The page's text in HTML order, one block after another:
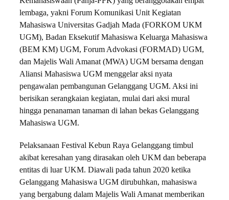
lembaga, yakni Forum Komunikasi Unit Kegiatan
Mahasiswa Universitas Gadjah Mada (FORKOM UKM
UGM), Badan Eksekutif Mahasiswa Keluarga Mahasiswa
(BEM KM) UGM, Forum Advokasi (FORMAD) UGM,
dan Majelis Wali Amanat (MWA) UGM bersama dengan
Aliansi Mahasiswa UGM menggelar aksi nyata
pengawalan pembangunan Gelanggang UGM. Aksi ini
berisikan serangkaian kegiatan, mulai dari aksi mural
hingga penanaman tanaman di lahan bekas Gelanggang
Mahasiswa UGM.
Pelaksanaan Festival Kebun Raya Gelanggang timbul
akibat keresahan yang dirasakan oleh UKM dan beberapa
entitas di luar UKM. Diawali pada tahun 2020 ketika
Gelanggang Mahasiswa UGM dirubuhkan, mahasiswa
yang bergabung dalam Majelis Wali Amanat memberikan